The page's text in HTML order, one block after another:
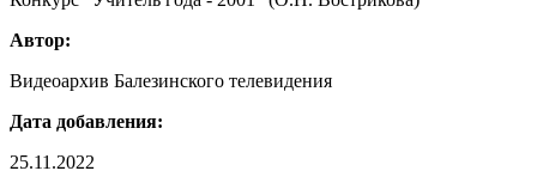
Автор:
Видеоархив Балезинского телевидения
Дата добавления:
25.11.2022